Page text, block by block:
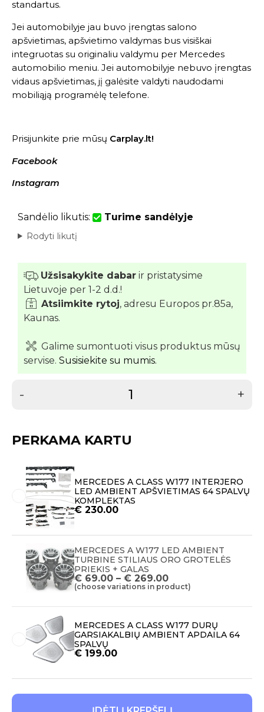
standartus.
Jei automobilyje jau buvo įrengtas salono
apšvietimas, apšvietimo valdymas bus visiškai
integruotas su originaliu valdymu per Mercedes
automobilio meniu. Jei automobilyje nebuvo įrengtas
vidaus apšvietimas, jį galėsite valdyti naudodami
mobiliąją programėlę telefone.
Prisijunkite prie mūsų Carplay.lt!
Facebook
Instagram
Sandėlio likutis: Turime sandėlyje
Rodyti likutį
Užsisakykite dabar ir pristatysime
Lietuvoje per 1-2 d.d.!
Atsiimkite rytoj, adresu Europos pr.85a,
Kaunas.
Galime sumontuoti visus produktus mūsų
servise. Susisiekite su mumis.
- +
PERKAMA KARTU
MERCEDES A CLASS W177 INTERJERO
LED AMBIENT APŠVIETIMAS 64 SPALVŲ
KOMPLEKTAS
€ 230.00
MERCEDES A W177 LED AMBIENT
TURBINE STILIAUS ORO GROTELĖS
PRIEKIS + GALAS
€ 69.00 – € 269.00
(choose variations in product)
MERCEDES A CLASS W177 DURŲ
GARSIAKALBIŲ AMBIENT APDAILA 64
SPALVŲ
€ 199.00